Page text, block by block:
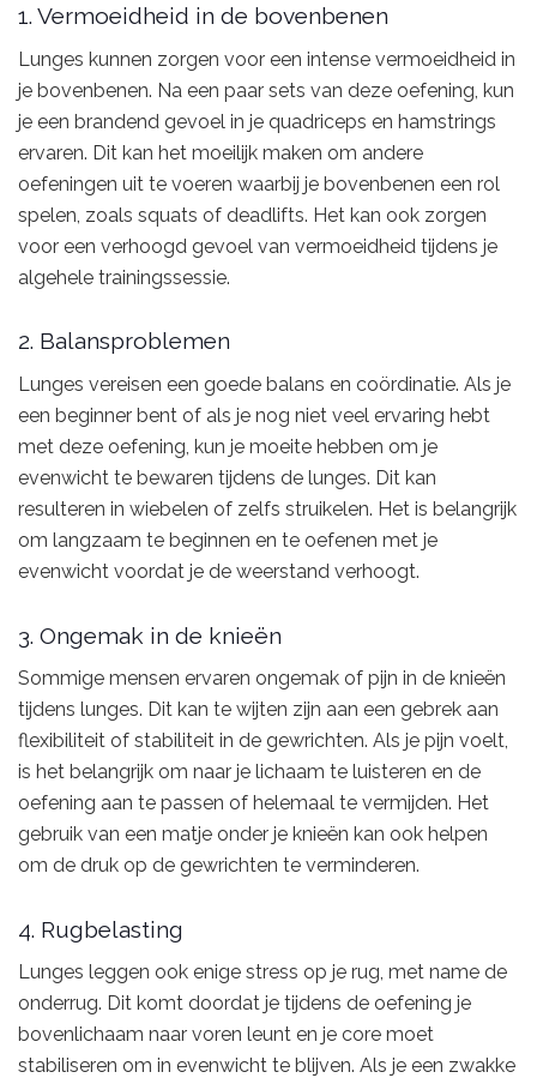
1. Vermoeidheid in de bovenbenen
Lunges kunnen zorgen voor een intense vermoeidheid in
je bovenbenen. Na een paar sets van deze oefening, kun
je een brandend gevoel in je quadriceps en hamstrings
ervaren. Dit kan het moeilijk maken om andere
oefeningen uit te voeren waarbij je bovenbenen een rol
spelen, zoals squats of deadlifts. Het kan ook zorgen
voor een verhoogd gevoel van vermoeidheid tijdens je
algehele trainingssessie.
2. Balansproblemen
Lunges vereisen een goede balans en coördinatie. Als je
een beginner bent of als je nog niet veel ervaring hebt
met deze oefening, kun je moeite hebben om je
evenwicht te bewaren tijdens de lunges. Dit kan
resulteren in wiebelen of zelfs struikelen. Het is belangrijk
om langzaam te beginnen en te oefenen met je
evenwicht voordat je de weerstand verhoogt.
3. Ongemak in de knieën
Sommige mensen ervaren ongemak of pijn in de knieën
tijdens lunges. Dit kan te wijten zijn aan een gebrek aan
flexibiliteit of stabiliteit in de gewrichten. Als je pijn voelt,
is het belangrijk om naar je lichaam te luisteren en de
oefening aan te passen of helemaal te vermijden. Het
gebruik van een matje onder je knieën kan ook helpen
om de druk op de gewrichten te verminderen.
4. Rugbelasting
Lunges leggen ook enige stress op je rug, met name de
onderrug. Dit komt doordat je tijdens de oefening je
bovenlichaam naar voren leunt en je core moet
stabiliseren om in evenwicht te blijven. Als je een zwakke